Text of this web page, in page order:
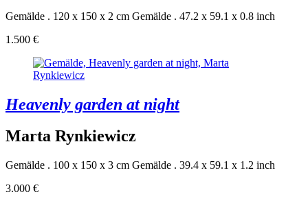
Gemälde . 120 x 150 x 2 cm Gemälde . 47.2 x 59.1 x 0.8 inch
1.500 €
Heavenly garden at night
Marta Rynkiewicz
Gemälde . 100 x 150 x 3 cm Gemälde . 39.4 x 59.1 x 1.2 inch
3.000 €